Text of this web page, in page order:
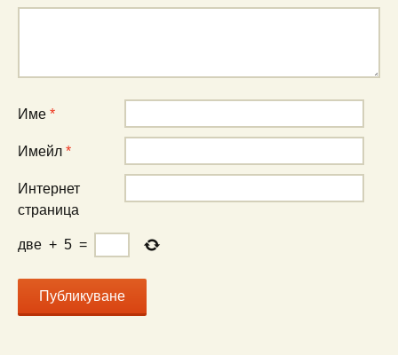
Име *
Имейл *
Интернет
страница
две + 5 =